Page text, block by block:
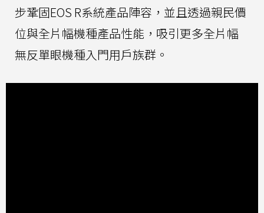
步鞏固EOS R系統產品陣容，並且透過親民價
位與全片幅機種產品性能，吸引更多全片幅
無反單眼機種入門用戶族群。